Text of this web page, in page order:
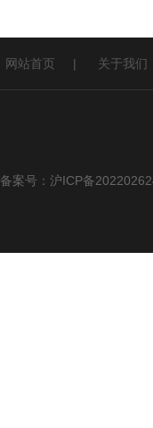
网站首页 | 关于我们
备案号：沪ICP备